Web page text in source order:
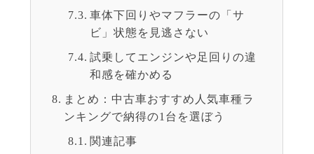
車体下回りやマフラーの「サ
ビ」状態を見逃さない
試乗してエンジンや足回りの違
和感を確かめる
まとめ：中古車おすすめ人気車種ラ
ンキングで納得の1台を選ぼう
関連記事